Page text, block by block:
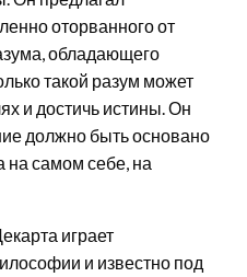
оторванного от
обладающего
такой разум может
и достичь истины. Он
должно быть основано
на самом себе, на
играет
и известно под